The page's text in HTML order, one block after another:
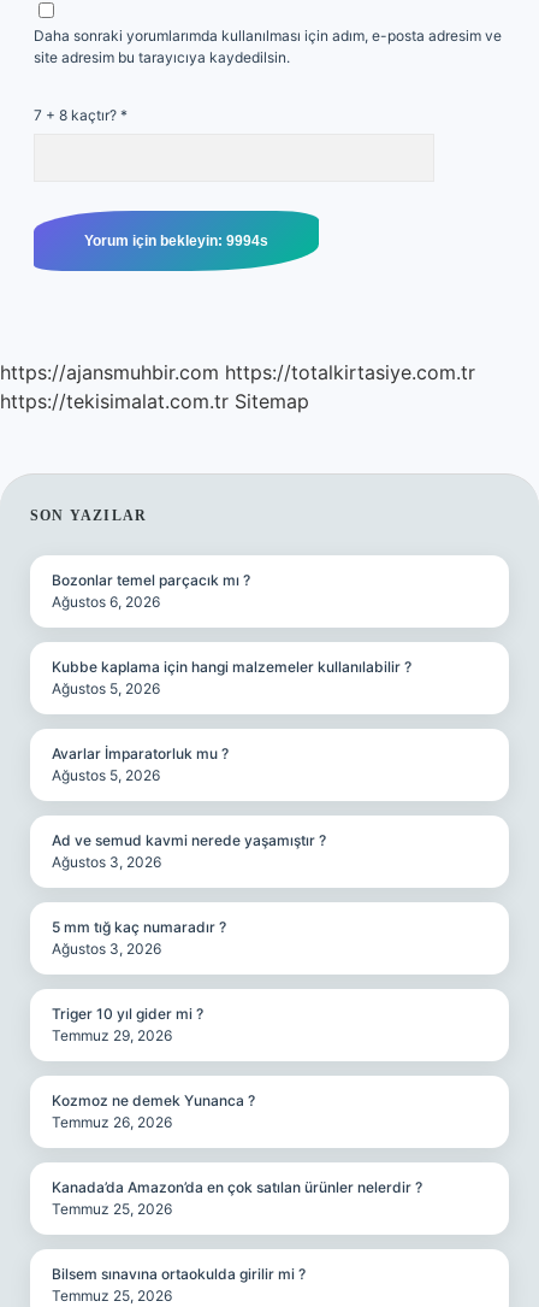
Daha sonraki yorumlarımda kullanılması için adım, e-posta adresim ve
site adresim bu tarayıcıya kaydedilsin.
7 + 8 kaçtır? *
https://ajansmuhbir.com https://totalkirtasiye.com.tr
https://tekisimalat.com.tr Sitemap
SIDEBAR
SON YAZILAR
Bozonlar temel parçacık mı ?
Ağustos 6, 2026
Kubbe kaplama için hangi malzemeler kullanılabilir ?
Ağustos 5, 2026
Avarlar İmparatorluk mu ?
Ağustos 5, 2026
Ad ve semud kavmi nerede yaşamıştır ?
Ağustos 3, 2026
5 mm tığ kaç numaradır ?
Ağustos 3, 2026
Triger 10 yıl gider mi ?
Temmuz 29, 2026
Kozmoz ne demek Yunanca ?
Temmuz 26, 2026
Kanada’da Amazon’da en çok satılan ürünler nelerdir ?
Temmuz 25, 2026
Bilsem sınavına ortaokulda girilir mi ?
Temmuz 25, 2026